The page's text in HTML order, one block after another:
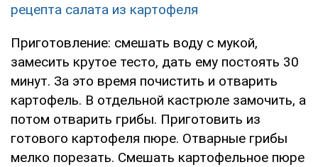
рецепта салата из картофеля
Приготовление: смешать воду с мукой,
замесить крутое тесто, дать ему постоять 30
минут. За это время почистить и отварить
картофель. В отдельной кастрюле замочить, а
потом отварить грибы. Приготовить из
готового картофеля пюре. Отварные грибы
мелко порезать. Смешать картофельное пюре